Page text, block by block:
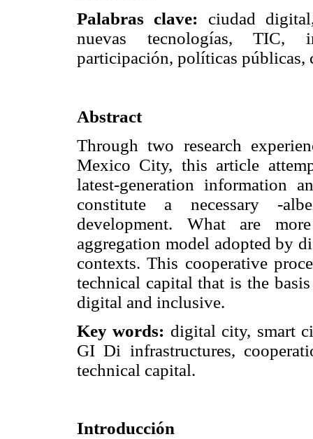
Palabras clave: ciudad
nuevas tecnologías, TIC,
participación, políticas públicas,
Abstract
Through two research
Mexico City, this article
latest-generation information
constitute a necessary -
development. What are
aggregation model adopted by
contexts. This cooperative
technical capital that is the
digital and inclusive.
Key words: digital city, smart
GI Di infrastructures,
technical capital.
Introducción